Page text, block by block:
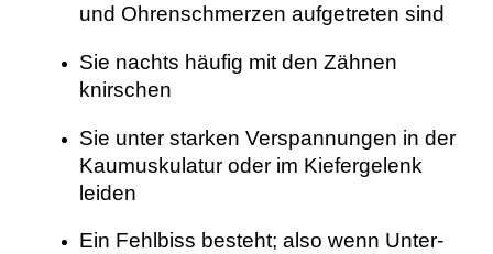
und Ohrenschmerzen aufgetreten sind
Sie nachts häufig mit den Zähnen
knirschen
Sie unter starken Verspannungen in der
Kaumuskulatur oder im Kiefergelenk
leiden
Ein Fehlbiss besteht; also wenn Unter-